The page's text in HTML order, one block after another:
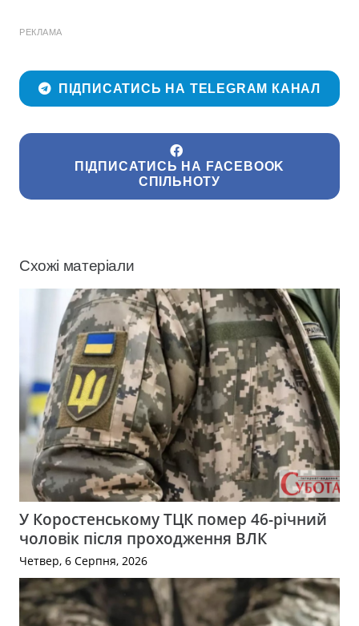
РЕКЛАМА
ПІДПИСАТИСЬ НА TELEGRAM КАНАЛ
ПІДПИСАТИСЬ НА FACEBOOK
СПІЛЬНОТУ
Схожі матеріали
У Коростенському ТЦК помер 46-річний
чоловік після проходження ВЛК
Четвер, 6 Серпня, 2026